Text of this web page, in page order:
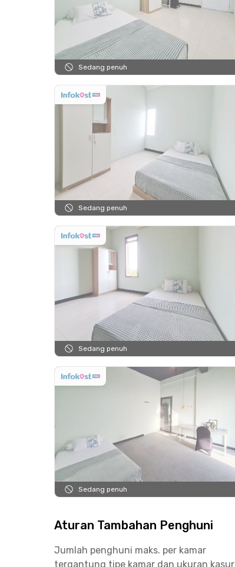
Sedang penuh
Sedang penuh
Sedang penuh
Sedang penuh
Aturan Tambahan Penghuni
Jumlah penghuni maks. per kamar
tergantung tipe kamar dan ukuran kasur